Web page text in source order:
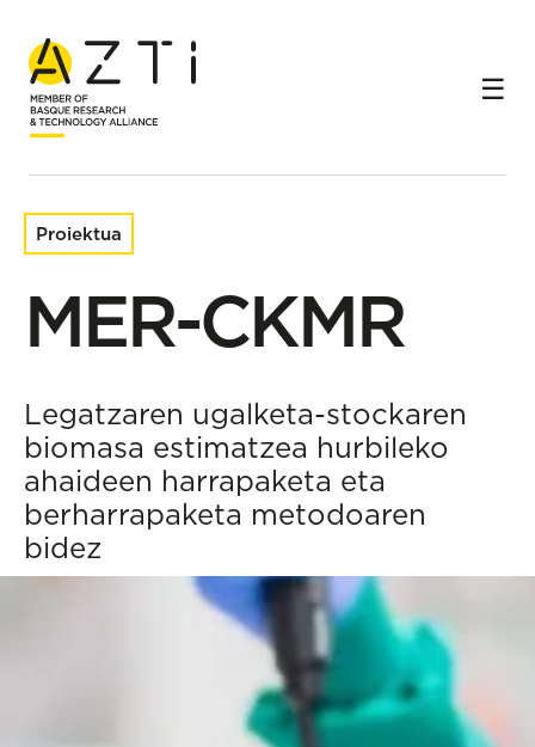
Hasiera Ikerketa-proiektuak
Proiektua
MER-CKMR
Legatzaren ugalketa-stockaren
biomasa estimatzea hurbileko
ahaideen harrapaketa eta
berharrapaketa metodoaren
bidez